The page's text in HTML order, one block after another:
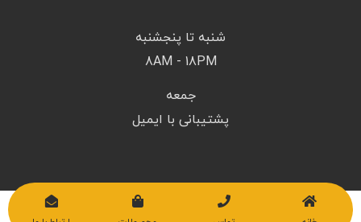
شنبه تا پنجشنبه
8AM - 18PM
جمعه
پشتیبانی با ایمیل